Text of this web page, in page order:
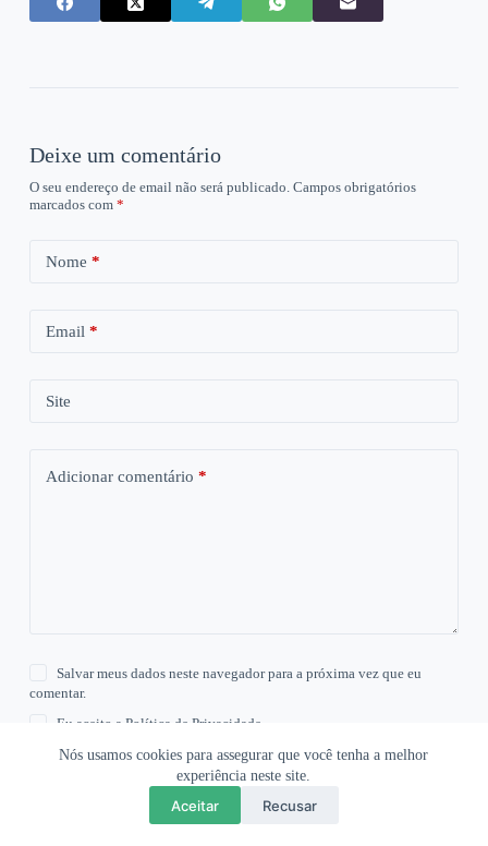
Nós usamos cookies para assegurar que você tenha a melhor
experiência neste site.
Aceitar Recusar
Deixe um comentário
O seu endereço de email não será publicado. Campos obrigatórios
marcados com *
Nome *
Email *
Site
Adicionar comentário *
Salvar meus dados neste navegador para a próxima vez que eu
comentar.
Eu aceito aPolítica de Privacidade
Publicar comentário